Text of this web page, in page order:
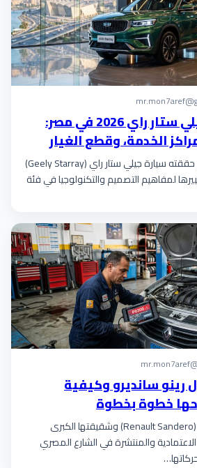
أسعار وصيانة جيلي ستار راي 2026 في مصر:
الخدمة، وقطع الغيار
بعد النجاح الساحق الذي حققته سيارة جيلي ستار راي (Geely Starray)
لمفاهيم التصميم والتكنولوجيا في فئة
رينو سانديرو وكيفية
خطوة بخطوة
تعتبر سيارة رينو سانديرو (Renault Sandero) وشقيقتها الكبرى
والمنتشرة في الشارع المصري